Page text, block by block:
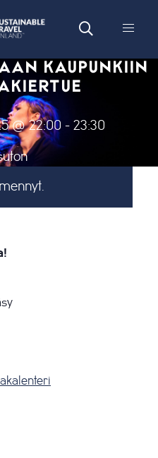
KAUPUNKIIN
@ 22:00 - 23:30